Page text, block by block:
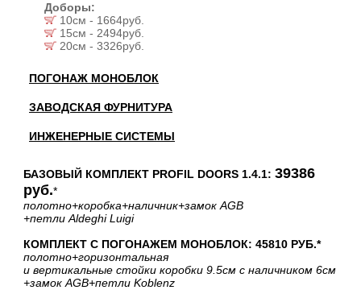
Доборы:
10см - 1664руб.
15см - 2494руб.
20см - 3326руб.
ПОГОНАЖ МОНОБЛОК
ЗАВОДСКАЯ ФУРНИТУРА
ИНЖЕНЕРНЫЕ СИСТЕМЫ
БАЗОВЫЙ КОМПЛЕКТ PROFIL DOORS 1.4.1: 39386
руб.*
полотно+коробка+наличник+замок AGB
+петли Aldeghi Luigi
КОМПЛЕКТ С ПОГОНАЖЕМ МОНОБЛОК: 45810 РУБ.*
полотно+горизонтальная
и вертикальные стойки коробки 9.5см с наличником 6см
+замок AGB+петли Koblenz